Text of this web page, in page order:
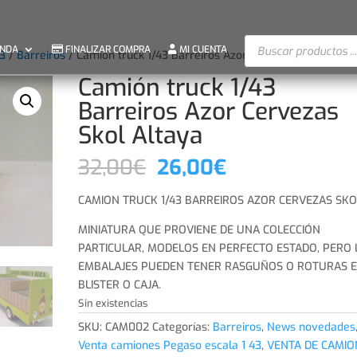
FINALIZAR COMPRA MI CUENTA Búsqueda
de
productos
/Barreiros/ Camión truck 1/43 Barreiros Azor Cervezas Skol
Camión truck 1/43
Barreiros Azor Cervezas
Skol Altaya
32,00€ El
precio
original
era:
32,00€.
26,00€El
actual
es:
26,00€.
CAMION TRUCK 1/43 BARREIROS AZOR CERVEZAS
MINIATURA QUE PROVIENE DE UNA COLECCIÓN
PARTICULAR, MODELOS EN PERFECTO ESTADO, PERO
EMBALAJES PUEDEN TENER RASGUÑOS O ROTURAS
BLISTER O CAJA.
Sin existencias
SKU:CAM002 Categorías: Barreiros, News novedades
Venta camiones Pegaso escala 1 43,VENTA DE